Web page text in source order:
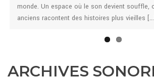
monde. Un espace où le son devient souffle,
anciens racontent des histoires plus vieilles
ARCHIVES